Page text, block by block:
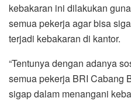
kebakaran ini dilakukan
semua pekerja agar bisa
terjadi kebakaran di kantor.
“Tentunya dengan adanya
semua pekerja BRI Cabang
sigap dalam menangani